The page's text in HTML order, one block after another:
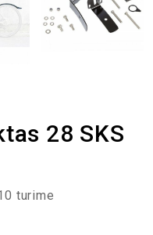
28 SKS
turime